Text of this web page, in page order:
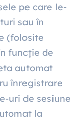
pe care le-
sau în
(folosite
funcție de
automat
înregistrare
uri de sesiune
la